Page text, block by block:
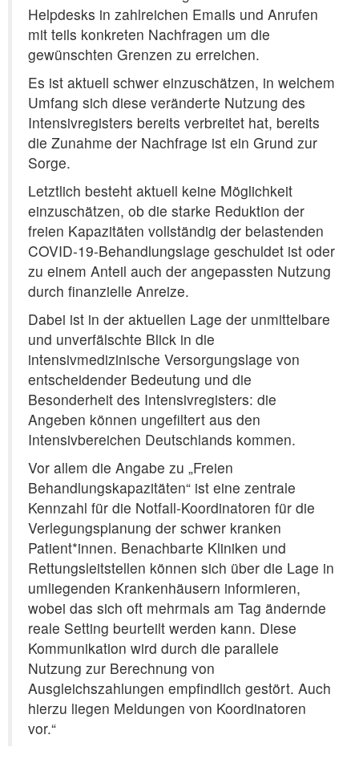
Helpdesks in zahlreichen Emails und Anrufen
mit teils konkreten Nachfragen um die
gewünschten Grenzen zu erreichen.
Es ist aktuell schwer einzuschätzen, in welchem
Umfang sich diese veränderte Nutzung des
Intensivregisters bereits verbreitet hat, bereits
die Zunahme der Nachfrage ist ein Grund zur
Sorge.
Letztlich besteht aktuell keine Möglichkeit
einzuschätzen, ob die starke Reduktion der
freien Kapazitäten vollständig der belastenden
COVID-19-Behandlungslage geschuldet ist oder
zu einem Anteil auch der angepassten Nutzung
durch finanzielle Anreize.
Dabei ist in der aktuellen Lage der unmittelbare
und unverfälschte Blick in die
intensivmedizinische Versorgungslage von
entscheidender Bedeutung und die
Besonderheit des Intensivregisters: die
Angeben können ungefiltert aus den
Intensivbereichen Deutschlands kommen.
Vor allem die Angabe zu „Freien
Behandlungskapazitäten“ ist eine zentrale
Kennzahl für die Notfall-Koordinatoren für die
Verlegungsplanung der schwer kranken
Patient*innen. Benachbarte Kliniken und
Rettungsleitstellen können sich über die Lage in
umliegenden Krankenhäusern informieren,
wobei das sich oft mehrmals am Tag ändernde
reale Setting beurteilt werden kann. Diese
Kommunikation wird durch die parallele
Nutzung zur Berechnung von
Ausgleichszahlungen empfindlich gestört. Auch
hierzu liegen Meldungen von Koordinatoren
vor.“